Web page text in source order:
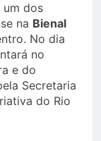
um dos
na Bienal
No dia
no
e do
Secretaria
do Rio